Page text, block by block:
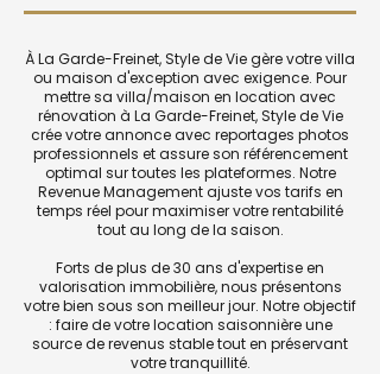
À La Garde-Freinet, Style de Vie gère votre villa
ou maison d'exception avec exigence. Pour
mettre sa villa/maison en location avec
rénovation à La Garde-Freinet, Style de Vie
crée votre annonce avec reportages photos
professionnels et assure son référencement
optimal sur toutes les plateformes. Notre
Revenue Management ajuste vos tarifs en
temps réel pour maximiser votre rentabilité
tout au long de la saison.
Forts de plus de 30 ans d'expertise en
valorisation immobilière, nous présentons
votre bien sous son meilleur jour. Notre objectif
: faire de votre location saisonnière une
source de revenus stable tout en préservant
votre tranquillité.